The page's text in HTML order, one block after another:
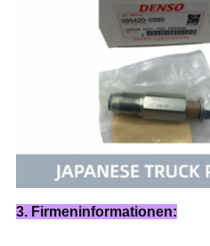
3. Firmeninformationen: